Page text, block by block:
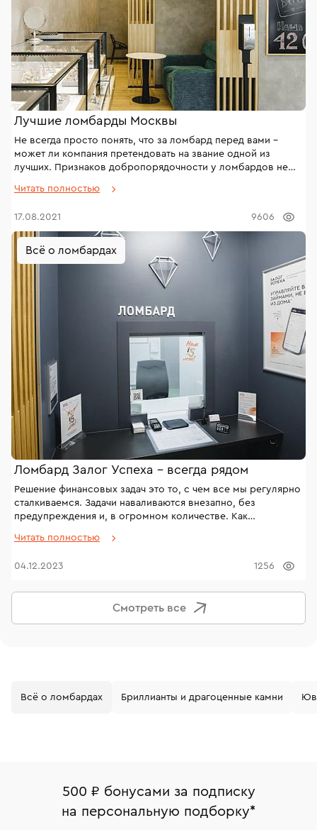
Смотреть все
Лучшие ломбарды Москвы
Не всегда просто понять, что за ломбард перед вами –
может ли компания претендовать на звание одной из
лучших. Признаков добропорядочности у ломбардов не
выборе ломбарда.
Читать полностью
17.08.2021 9606
Всё о ломбардах
Ломбард Залог Успеха - всегда рядом
Решение финансовых задач это то, с чем все мы регулярно
сталкиваемся. Задачи наваливаются внезапно, без
предупреждения и, в огромном количестве. Как
Читать полностью
04.12.2023 1256
Всё о ломбардах Бриллианты и драгоценные камни
500 ₽ бонусами за подписку
на персональную подборку*